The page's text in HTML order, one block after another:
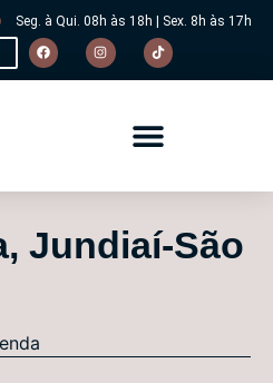
Seg. à Qui. 08h às 18h | Sex. 8h às 17h
Jundiaí-São